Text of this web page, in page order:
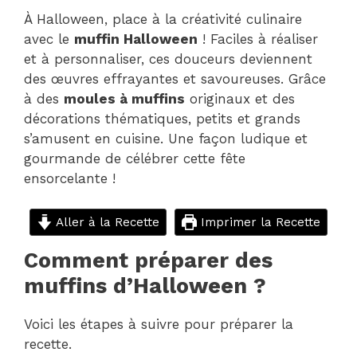
À Halloween, place à la créativité culinaire
avec le muffin Halloween ! Faciles à réaliser
et à personnaliser, ces douceurs deviennent
des œuvres effrayantes et savoureuses. Grâce
à des moules à muffins originaux et des
décorations thématiques, petits et grands
s’amusent en cuisine. Une façon ludique et
gourmande de célébrer cette fête
ensorcelante !
Aller à la Recette Imprimer la Recette
Comment préparer des
muffins d’Halloween ?
Voici les étapes à suivre pour préparer la
recette.